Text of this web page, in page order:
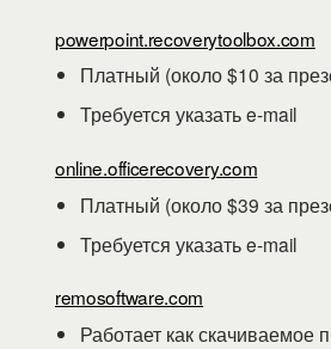
powerpoint.recoverytoolbox.com
Платный (около $10 за
Требуется указать e-mail
online.officerecovery.com
Платный (около $39 за
Требуется указать e-mail
remosoftware.com
Работает как скачиваемое